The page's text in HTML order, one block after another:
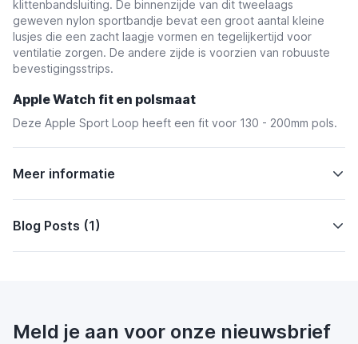
klittenbandsluiting. De binnenzijde van dit tweelaags
geweven nylon sportbandje bevat een groot aantal kleine
lusjes die een zacht laagje vormen en tegelijkertijd voor
ventilatie zorgen. De andere zijde is voorzien van robuuste
bevestigingsstrips.
Apple Watch fit en polsmaat
Deze Apple Sport Loop heeft een fit voor 130 - 200mm pols.
Meer informatie
Blog Posts (1)
Meld je aan voor onze nieuwsbrief